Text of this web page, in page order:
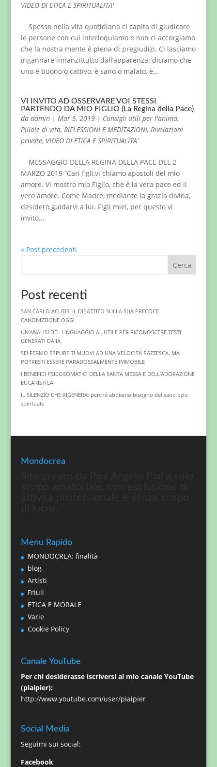
VIDEO DI ETICA E SPIRITUALITA'
Spesso nella vita quotidiana ci capita di giudicare
le persone con cui interloquiamo e non ci accorgiamo
che la nostra mente è piena di pregiudizi. Ci lasciamo
ingannare innanzittutto dall’apparenza: diciamo che
uno è buono o cattivo, è sano o malato, è...
VI INVITO AD OSSERVARE VOI STESSI
PARTENDO DA MIO FIGLIO (La Regina della Pace)
da admin| Mar 5, 2019| Consigli utili per l'anima,
Pillole di vita, RIFLESSIONI E MEDITAZIONI, Rivelazioni
private, VIDEO DI ETICA E SPIRITUALITA'
MESSAGGIO DELLA REGINA DELLA PACE DEL 2
MARZO 2019 “Cari figli,vi chiamo apostoli del mio
amore. Vi mostro mio Figlio, che è la vera pace ed il
vero amore. Come Madre, mediante la grazia divina,
desidero guidarvi a lui. Figli miei, per questo vi
invito...
« Post precedenti
Cerca
Post recenti
SAN CARLO ACUTIS: IL DIBATTITO SULLA SUA PRECOCE
CANONIZZIONE OGGI
UN’ANALISI DEL LINGUAGGIO AI. UTILE PER RICONOSCERE TESTI
GENERATI DA IA
SEI FERMO EPPURE TI MUOVI AD UNA VELOCITÀ PAZZESCA. MA
POTRESTI ESSERE PARADOSSALMENTE IMMOBILE
I BENEFICI PSICOSOMATICI DELLA SANTA MESSA E DELL’ADORAZIONE
EUCARISTICA
IL SILENZIO CHE RIGENERA: perché abbiamo bisogno del sano ozio
spirituale
Mondocrea
Menu Rapido
MONDOCREA: finalità
blog
Artisti
Friuli
ETICA E MORALE
Varie
Cookie Policy
Canale YouTube
Per chi desiderasse iscriversi al mio canale YouTube
(piaipier):
http://www.youtube.com/user/piaipier
Social Media
Seguimi sui social:
Facebook